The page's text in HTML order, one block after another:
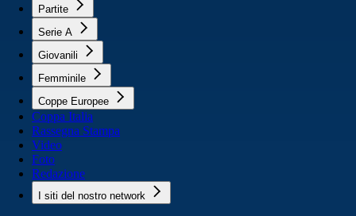
Partite
Serie A
Giovanili
Femminile
Coppe Europee
Coppa Italia
Rassegna Stampa
Video
Foto
Redazione
I siti del nostro network